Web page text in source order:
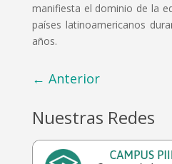
manifiesta el dominio de la
países latinoamericanos
años.
← Anterior
Nuestras Redes